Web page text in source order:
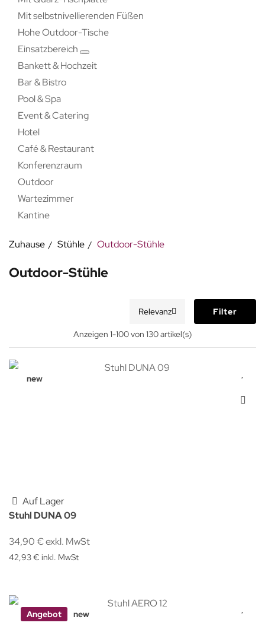
Mit selbstnivellierenden Füßen
Hohe Outdoor-Tische
Einsatzbereich
Bankett & Hochzeit
Bar & Bistro
Pool & Spa
Event & Catering
Hotel
Café & Restaurant
Konferenzraum
Outdoor
Wartezimmer
Kantine
Zuhause Stühle Outdoor-Stühle
Outdoor-Stühle
Relevanz Filter
Anzeigen 1-100 von 130 artikel(s)
new
Auf Lager
Stuhl DUNA 09
34,90 € exkl. MwSt
42,93 € inkl. MwSt
Angebot new